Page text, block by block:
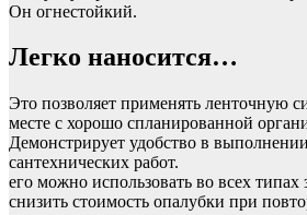
Он огнестойкий.
Легко наносится…
Это позволяет применять ленточную
месте с хорошо спланированной
Демонстрирует удобство в
сантехнических работ.
его можно использовать во всех типах
снизить стоимость опалубки при